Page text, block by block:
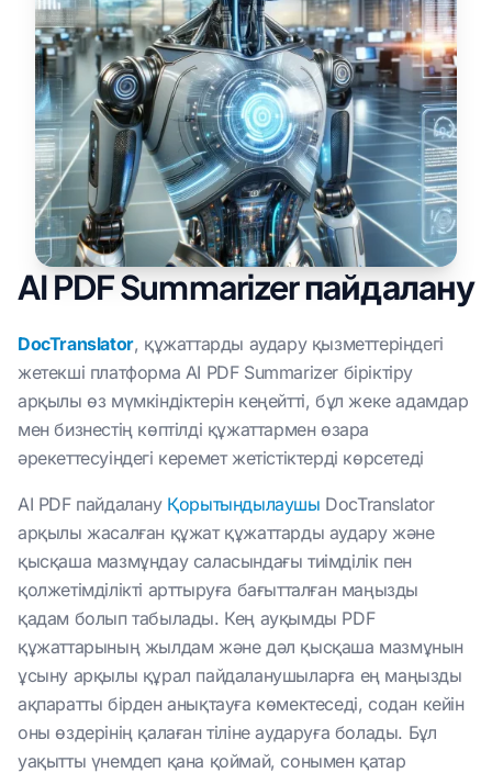
AI PDF Summarizer пайдалану
DocTranslator, құжаттарды аудару қызметтеріндегі
жетекші платформа AI PDF Summarizer біріктіру
арқылы өз мүмкіндіктерін кеңейтті, бұл жеке адамдар
мен бизнестің көптілді құжаттармен өзара
әрекеттесуіндегі керемет жетістіктерді көрсетеді
AI PDF пайдалану Қорытындылаушы DocTranslator
арқылы жасалған құжат құжаттарды аудару және
қысқаша мазмұндау саласындағы тиімділік пен
қолжетімділікті арттыруға бағытталған маңызды
қадам болып табылады. Кең ауқымды PDF
құжаттарының жылдам және дәл қысқаша мазмұнын
ұсыну арқылы құрал пайдаланушыларға ең маңызды
ақпаратты бірден анықтауға көмектеседі, содан кейін
оны өздерінің қалаған тіліне аударуға болады. Бұл
уақытты үнемдеп қана қоймай, сонымен қатар